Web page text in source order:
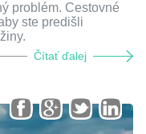
problém. Cestovné
ste predišli
Čítať ďalej